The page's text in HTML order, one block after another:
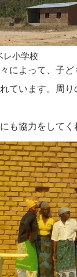
レ小学校
によって、子
ています。周
も協力をしてく